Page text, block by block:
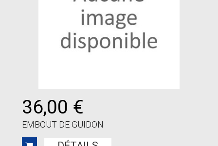
36,00 €
EMBOUT DE GUIDON